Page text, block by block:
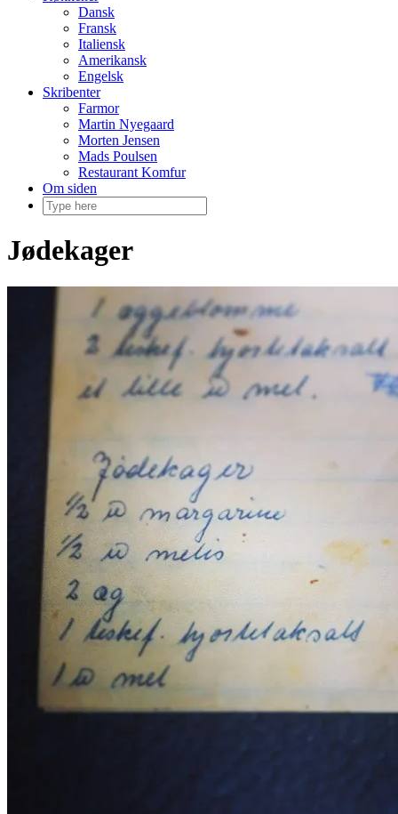
Dansk
Fransk
Italiensk
Amerikansk
Engelsk
Skribenter
Farmor
Martin Nyegaard
Morten Jensen
Mads Poulsen
Restaurant Komfur
Om siden
Jødekager